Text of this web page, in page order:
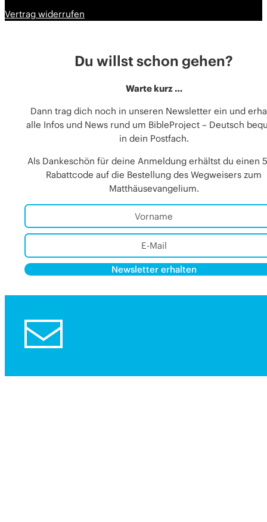
Vertrag widerrufen
Du willst schon gehen?
Warte kurz …
Dann trag dich noch in unseren Newsletter ein und
alle Infos und News rund um BibleProject – Deutsch
in dein Postfach.
Als Dankeschön für deine Anmeldung erhältst du einen
Rabattcode auf die Bestellung des Wegweisers zum
Matthäusevangelium.
Newsletter erhalten